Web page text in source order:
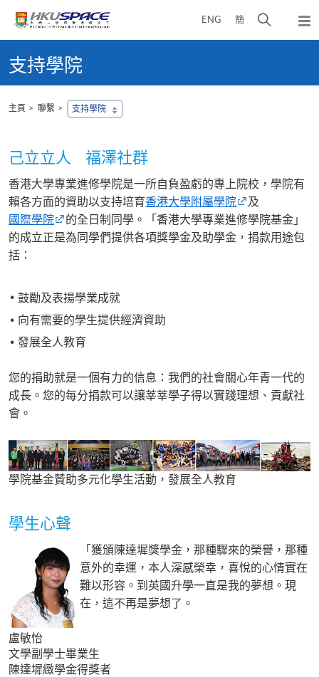
ENG 簡
開
彈
出
單
content
start支持學院
主頁 聯繫 支持學院
己立立人 福澤社群
香港大學專業進修學院是一所自負盈虧的專上院校，學院有
賴各方面的資助以支持培育香港大學附屬學院
及
國際學院
的全日制同學。「香港大學專業進修學院基金」
的成立正是為同學們提供各項獎學金及助學金，捐款用途包
括：
鼓勵及表揚學業成就
向有需要的學生提供經濟資助
發展全人教育
您的捐助就是一個有力的信息：我們的社會關心年青一代的
成長。您的每分捐款可以讓莘莘學子得以實踐理想、貢獻社
會。
學院基金贊助多元化學生活動，發展全人教育
學生心聲
「獲頒陳達墀獎學金，那種驟來的榮譽，那種
意外的幸運，本人深感榮幸，喜悅的心情實在
難以形容。到英國升學一直是我的夢想。現
在，這不再是夢想了。
盧敏怡
文學副學士畢業生
陳達墀緻學金得獎者